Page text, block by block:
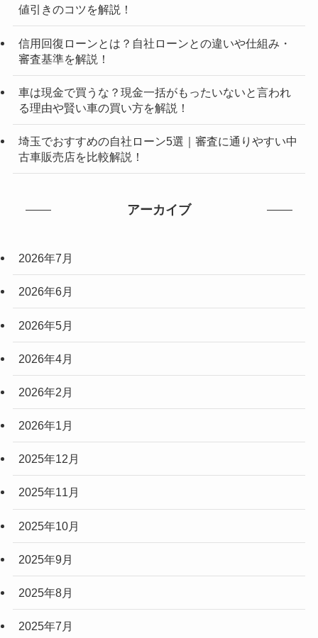
値引きのコツを解説！
信用回復ローンとは？自社ローンとの違いや仕組み・
審査基準を解説！
車は現金で買うな？現金一括がもったいないと言われ
る理由や賢い車の買い方を解説！
埼玉でおすすめの自社ローン5選｜審査に通りやすい中
古車販売店を比較解説！
アーカイブ
2026年7月
2026年6月
2026年5月
2026年4月
2026年2月
2026年1月
2025年12月
2025年11月
2025年10月
2025年9月
2025年8月
2025年7月